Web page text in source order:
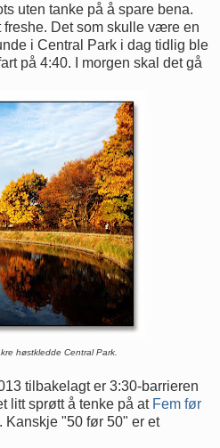
uten tanke på å spare bena.
freshe. Det som skulle være en
i Central Park i dag tidlig ble
på 4:40. I morgen skal det gå
høstkledde Central Park.
tilbakelagt er 3:30-barrieren
litt sprøtt å tenke på at Fem før
Kanskje "50 før 50" er et